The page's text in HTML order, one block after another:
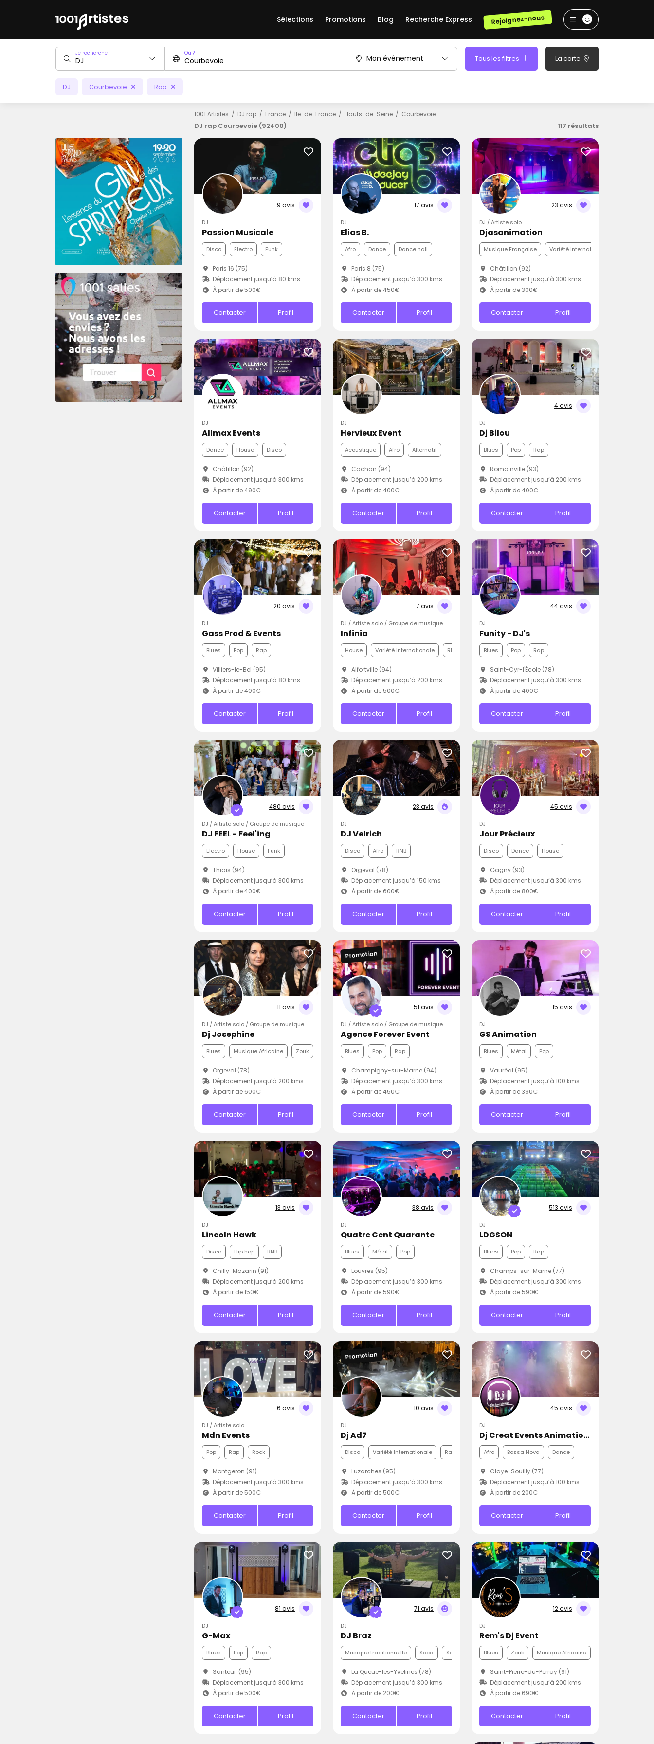
Sélections Promotions Blog Recherche Express Rejoignez-nous
Je recherche Où ?
Mon événement Tous les filtres La carte
DJ Courbevoie Rap
1001 Artistes DJ rap France Ile-de-France Hauts-de-Seine Courbevoie
DJ rap Courbevoie (92400) 117 résultats
9 avis
DJ
Passion Musicale
Disco Electro Funk
Paris 16 (75)
Déplacement jusqu’à 80 kms
À partir de 500€
Contacter Profil
17 avis
DJ
Elias B.
Afro Dance Dance hall
Paris 8 (75)
Déplacement jusqu’à 300 kms
À partir de 450€
Contacter Profil
23 avis
DJ / Artiste solo
Djasanimation
Musique Française Variété Internationale
Châtillon (92)
Déplacement jusqu’à 300 kms
À partir de 300€
Contacter Profil
DJ
Allmax Events
Dance House Disco
Châtillon (92)
Déplacement jusqu’à 300 kms
À partir de 490€
Contacter Profil
DJ
Hervieux Event
Acoustique Afro Alternatif
Cachan (94)
Déplacement jusqu’à 200 kms
À partir de 400€
Contacter Profil
4 avis
DJ
Dj Bilou
Blues Pop Rap
Romainville (93)
Déplacement jusqu’à 200 kms
À partir de 400€
Contacter Profil
20 avis
DJ
Gass Prod & Events
Blues Pop Rap
Villiers-le-Bel (95)
Déplacement jusqu’à 80 kms
À partir de 400€
Contacter Profil
7 avis
DJ / Artiste solo / Groupe de musique
Infinia
House Variété Internationale RNB
Alfortville (94)
Déplacement jusqu’à 200 kms
À partir de 500€
Contacter Profil
44 avis
DJ
Funity - DJ's
Blues Pop Rap
Saint-Cyr-l'École (78)
Déplacement jusqu’à 300 kms
À partir de 400€
Contacter Profil
480 avis
DJ / Artiste solo / Groupe de musique
DJ FEEL - Feel'ing
Electro House Funk
Thiais (94)
Déplacement jusqu’à 300 kms
À partir de 400€
Contacter Profil
23 avis
DJ
DJ Velrich
Disco Afro RNB
Orgeval (78)
Déplacement jusqu’à 150 kms
À partir de 600€
Contacter Profil
45 avis
DJ
Jour Précieux
Disco Dance House
Gagny (93)
Déplacement jusqu’à 300 kms
À partir de 800€
Contacter Profil
11 avis
DJ / Artiste solo / Groupe de musique
Dj Josephine
Blues Musique Africaine Zouk
Orgeval (78)
Déplacement jusqu’à 200 kms
À partir de 600€
Contacter Profil
51 avis
Promotion
DJ / Artiste solo / Groupe de musique
Agence Forever Event
Blues Pop Rap
Champigny-sur-Marne (94)
Déplacement jusqu’à 300 kms
À partir de 450€
Contacter Profil
15 avis
DJ
GS Animation
Blues Métal Pop
Vauréal (95)
Déplacement jusqu’à 100 kms
À partir de 390€
Contacter Profil
13 avis
DJ
Lincoln Hawk
Disco Hip hop RNB
Chilly-Mazarin (91)
Déplacement jusqu’à 200 kms
À partir de 150€
Contacter Profil
38 avis
DJ
Quatre Cent Quarante
Blues Métal Pop
Louvres (95)
Déplacement jusqu’à 300 kms
À partir de 590€
Contacter Profil
513 avis
DJ
LDGSON
Blues Pop Rap
Champs-sur-Marne (77)
Déplacement jusqu’à 300 kms
À partir de 590€
Contacter Profil
6 avis
DJ / Artiste solo
Mdn Events
Pop Rap Rock
Montgeron (91)
Déplacement jusqu’à 300 kms
À partir de 500€
Contacter Profil
10 avis
Promotion
DJ
Dj Ad7
Disco Variété Internationale Rap
Luzarches (95)
Déplacement jusqu’à 300 kms
À partir de 500€
Contacter Profil
45 avis
DJ
Dj Creat Events Animations
Afro Bossa Nova Dance
Claye-Souilly (77)
Déplacement jusqu’à 100 kms
À partir de 200€
Contacter Profil
81 avis
DJ
G-Max
Blues Pop Rap
Santeuil (95)
Déplacement jusqu’à 300 kms
À partir de 500€
Contacter Profil
71 avis
DJ
DJ Braz
Musique traditionnelle Soca Samba
La Queue-les-Yvelines (78)
Déplacement jusqu’à 300 kms
À partir de 200€
Contacter Profil
12 avis
DJ
Rem's Dj Event
Blues Zouk Musique Africaine
Saint-Pierre-du-Perray (91)
Déplacement jusqu’à 200 kms
À partir de 690€
Contacter Profil